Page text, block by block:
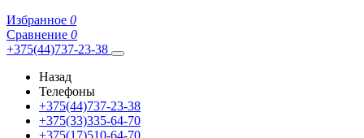
Избранное 0
Сравнение 0
+375(44)737-23-38
Назад
Телефоны
+375(44)737-23-38
+375(33)335-64-70
+375(17)510-64-70